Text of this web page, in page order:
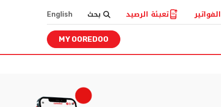
تعبئة الرصيد بحث English
MY OOREDOO